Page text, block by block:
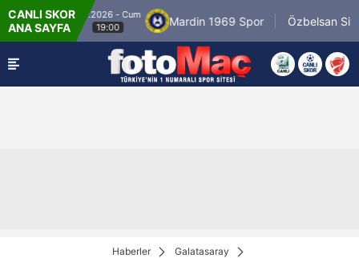
CANLI SKOR
ANA SAYFA
8.8.2026 - Cum
19:00
Mardin 1969 Spor Özbelsan
Haberler
Galatasaray